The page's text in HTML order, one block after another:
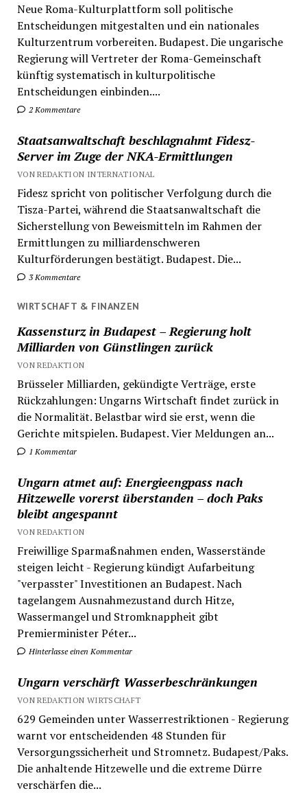
Neue Roma-Kulturplattform soll politische
Entscheidungen mitgestalten und ein nationales
Kulturzentrum vorbereiten. Budapest. Die ungarische
Regierung will Vertreter der Roma-Gemeinschaft
künftig systematisch in kulturpolitische
Entscheidungen einbinden....
2 Kommentare
Staatsanwaltschaft beschlagnahmt Fidesz-
Server im Zuge der NKA-Ermittlungen
VON REDAKTION INTERNATIONAL
Fidesz spricht von politischer Verfolgung durch die
Tisza-Partei, während die Staatsanwaltschaft die
Sicherstellung von Beweismitteln im Rahmen der
Ermittlungen zu milliardenschweren
Kulturförderungen bestätigt. Budapest. Die...
3 Kommentare
WIRTSCHAFT & FINANZEN
Kassensturz in Budapest – Regierung holt
Milliarden von Günstlingen zurück
VON REDAKTION
Brüsseler Milliarden, gekündigte Verträge, erste
Rückzahlungen: Ungarns Wirtschaft findet zurück in
die Normalität. Belastbar wird sie erst, wenn die
Gerichte mitspielen. Budapest. Vier Meldungen an...
1 Kommentar
Ungarn atmet auf: Energieengpass nach
Hitzewelle vorerst überstanden – doch Paks
bleibt angespannt
VON REDAKTION
Freiwillige Sparmaßnahmen enden, Wasserstände
steigen leicht - Regierung kündigt Aufarbeitung
"verpasster" Investitionen an Budapest. Nach
tagelangem Ausnahmezustand durch Hitze,
Wassermangel und Stromknappheit gibt
Premierminister Péter...
Hinterlasse einen Kommentar
Ungarn verschärft Wasserbeschränkungen
VON REDAKTION WIRTSCHAFT
629 Gemeinden unter Wasserrestriktionen - Regierung
warnt vor entscheidenden 48 Stunden für
Versorgungssicherheit und Stromnetz. Budapest/Paks.
Die anhaltende Hitzewelle und die extreme Dürre
verschärfen die...